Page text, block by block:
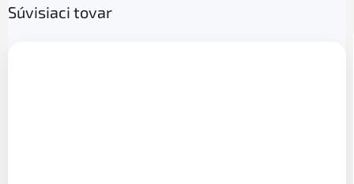
Súvisiaci tovar